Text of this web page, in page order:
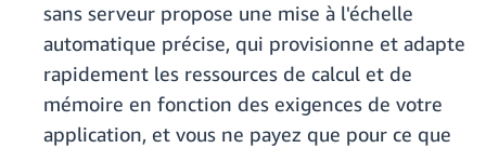
sans serveur propose une mise à l'échelle
automatique précise, qui provisionne et adapte
rapidement les ressources de calcul et de
mémoire en fonction des exigences de votre
application, et vous ne payez que pour ce que